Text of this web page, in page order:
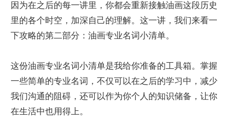
因为在之后的每一讲里，你都会重新接触油画这段历史
里的各个时空，加深自己的理解。这一讲，我们来看一
下攻略的第二部分：油画专业名词小清单。
这份油画专业名词小清单是我给你准备的工具箱。掌握
一些简单的专业名词，不仅可以在之后的学习中，减少
我们沟通的阻碍，还可以作为你个人的知识储备，让你
在生活中也用得上。